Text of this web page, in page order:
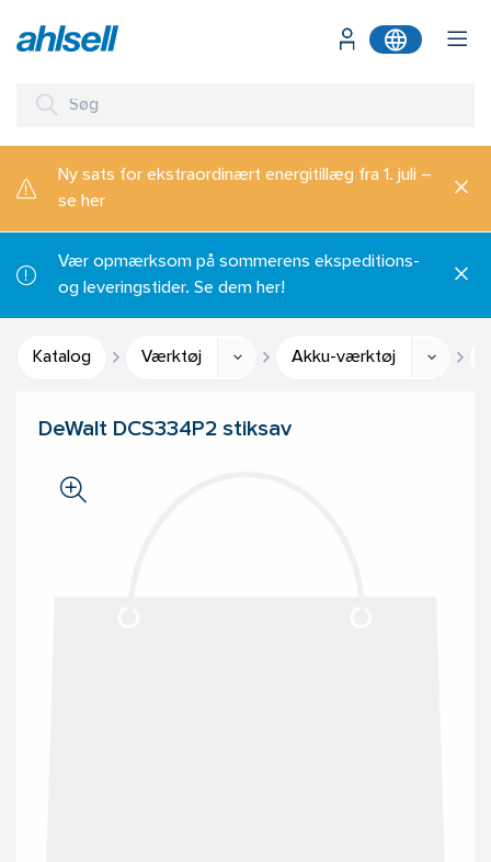
Ny sats for ekstraordinært energitillæg fra 1. juli –
se her
Vær opmærksom på sommerens ekspeditions-
og leveringstider. Se dem her!
Katalog Værktøj Akku-værktøj
DeWalt DCS334P2 stiksav